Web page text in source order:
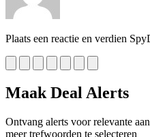
Plaats een reactie en verdien
Maak Deal Alerts
Ontvang alerts voor relevante
meer trefwoorden te selecteren